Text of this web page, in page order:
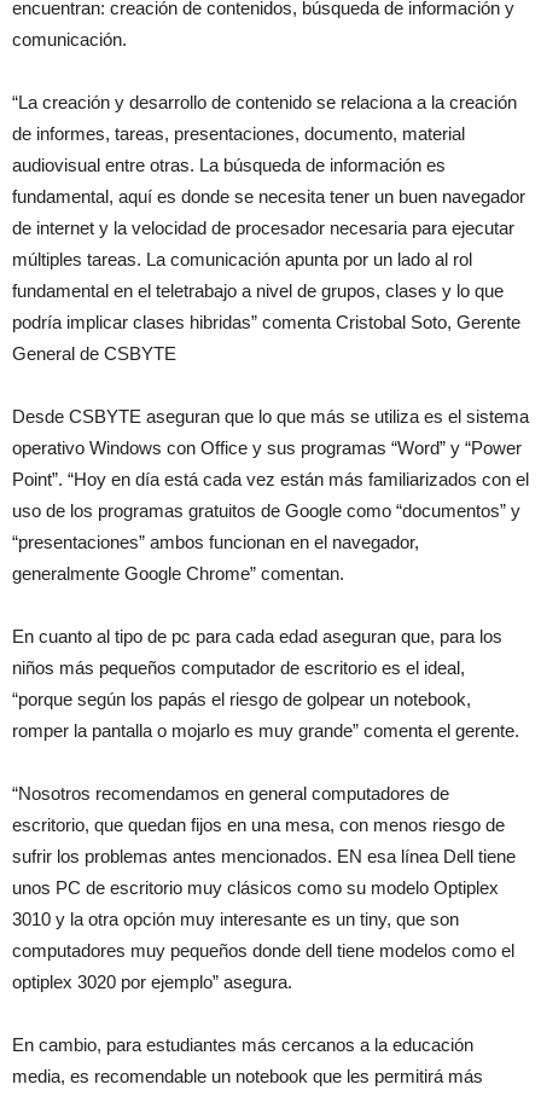
encuentran: creación de contenidos, búsqueda de información y
comunicación.
“La creación y desarrollo de contenido se relaciona a la creación
de informes, tareas, presentaciones, documento, material
audiovisual entre otras. La búsqueda de información es
fundamental, aquí es donde se necesita tener un buen navegador
de internet y la velocidad de procesador necesaria para ejecutar
múltiples tareas. La comunicación apunta por un lado al rol
fundamental en el teletrabajo a nivel de grupos, clases y lo que
podría implicar clases hibridas” comenta Cristobal Soto, Gerente
General de CSBYTE
Desde CSBYTE aseguran que lo que más se utiliza es el sistema
operativo Windows con Office y sus programas “Word” y “Power
Point”. “Hoy en día está cada vez están más familiarizados con el
uso de los programas gratuitos de Google como “documentos” y
“presentaciones” ambos funcionan en el navegador,
generalmente Google Chrome” comentan.
En cuanto al tipo de pc para cada edad aseguran que, para los
niños más pequeños computador de escritorio es el ideal,
“porque según los papás el riesgo de golpear un notebook,
romper la pantalla o mojarlo es muy grande” comenta el gerente.
“Nosotros recomendamos en general computadores de
escritorio, que quedan fijos en una mesa, con menos riesgo de
sufrir los problemas antes mencionados. EN esa línea Dell tiene
unos PC de escritorio muy clásicos como su modelo Optiplex
3010 y la otra opción muy interesante es un tiny, que son
computadores muy pequeños donde dell tiene modelos como el
optiplex 3020 por ejemplo” asegura.
En cambio, para estudiantes más cercanos a la educación
media, es recomendable un notebook que les permitirá más